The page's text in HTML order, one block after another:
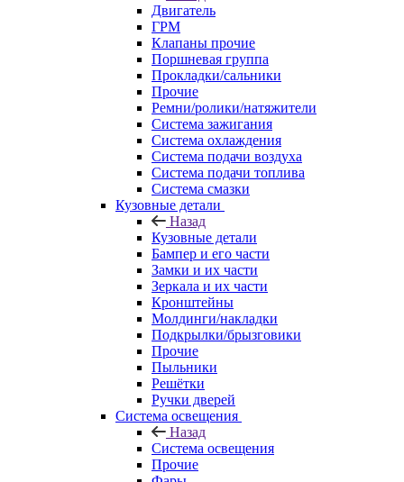
Двигатель
ГРМ
Клапаны прочие
Поршневая группа
Прокладки/сальники
Прочие
Ремни/ролики/натяжители
Система зажигания
Система охлаждения
Система подачи воздуха
Система подачи топлива
Система смазки
Кузовные детали
Назад
Кузовные детали
Бампер и его части
Замки и их части
Зеркала и их части
Кронштейны
Молдинги/накладки
Подкрылки/брызговики
Прочие
Пыльники
Решётки
Ручки дверей
Система освещения
Назад
Система освещения
Прочие